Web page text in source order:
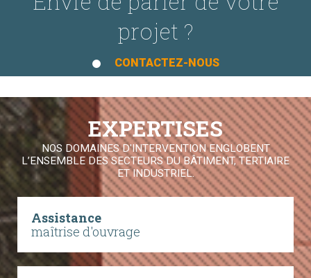
projet ?
CONTACTEZ-NOUS
EXPERTISES
NOS DOMAINES D'INTERVENTION ENGLOBENT
L’ENSEMBLE DES SECTEURS DU BÂTIMENT, TERTIAIRE
ET INDUSTRIEL.
Assistance
maîtrise d'ouvrage